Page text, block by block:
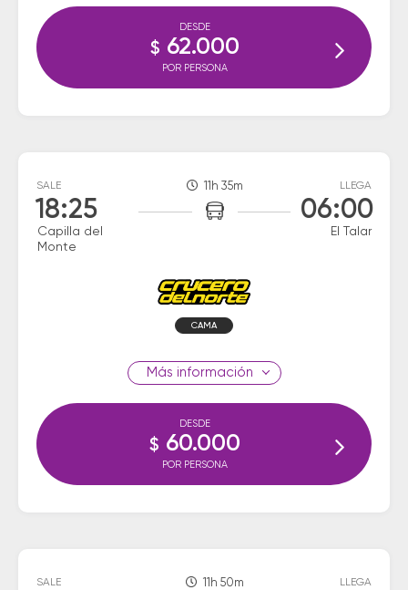
DESDE
$ 62.000
POR PERSONA
SALE
18:25
Capilla del
Monte
11h 35m LLEGA
06:00
El Talar
CAMA
información
DESDE
$ 60.000
POR PERSONA
SALE 11h 50m LLEGA